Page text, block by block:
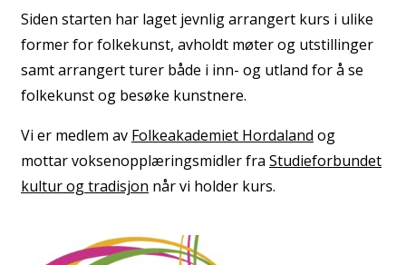
Siden starten har laget jevnlig arrangert kurs i ulike
former for folkekunst, avholdt møter og utstillinger
samt arrangert turer både i inn- og utland for å se
folkekunst og besøke kunstnere.
Vi er medlem av Folkeakademiet Hordaland og
mottar voksenopplæringsmidler fra Studieforbundet
kultur og tradisjon når vi holder kurs.